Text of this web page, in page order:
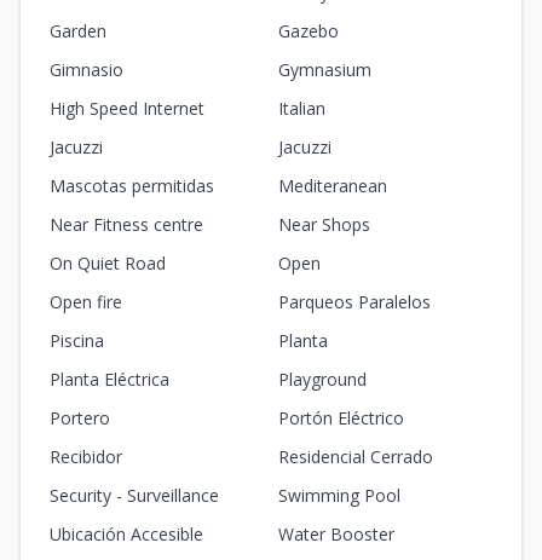
Garden
Gazebo
Gimnasio
Gymnasium
High Speed Internet
Italian
Jacuzzi
Jacuzzi
Mascotas permitidas
Mediteranean
Near Fitness centre
Near Shops
On Quiet Road
Open
Open fire
Parqueos Paralelos
Piscina
Planta
Planta Eléctrica
Playground
Portero
Portón Eléctrico
Recibidor
Residencial Cerrado
Security - Surveillance
Swimming Pool
Ubicación Accesible
Water Booster